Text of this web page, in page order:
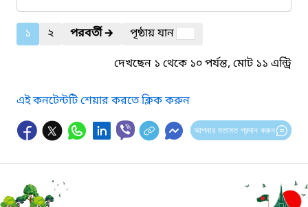
১ ২ পরবর্তী🡲
পৃষ্ঠায় যান
দেখছেন ১ থেকে ১০ পর্যন্ত, মোট ১১ এন্ট্রি
এই কনটেন্টটি শেয়ার করতে ক্লিক করুন
আপনার মতামত প্রদান করুন